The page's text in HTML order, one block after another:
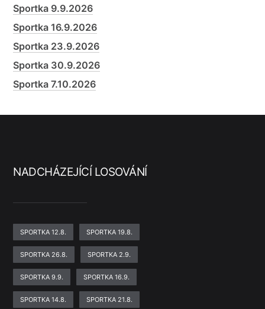
Sportka 9.9.2026
Sportka 16.9.2026
Sportka 23.9.2026
Sportka 30.9.2026
Sportka 7.10.2026
NADCHÁZEJÍCÍ LOSOVÁNÍ
SPORTKA 12.8. SPORTKA 19.8.
SPORTKA 26.8. SPORTKA 2.9.
SPORTKA 9.9. SPORTKA 16.9.
SPORTKA 14.8. SPORTKA 21.8.